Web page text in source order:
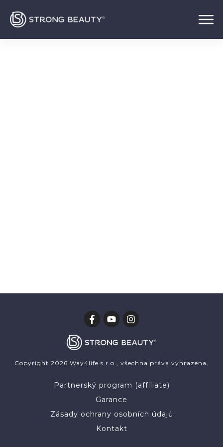
Partnerský program (affiliate)
Garance
Zásady ochrany osobních údajů
Kontakt
Copyright 2026 Way4life s.r.o., všechna práva vyhrazena.